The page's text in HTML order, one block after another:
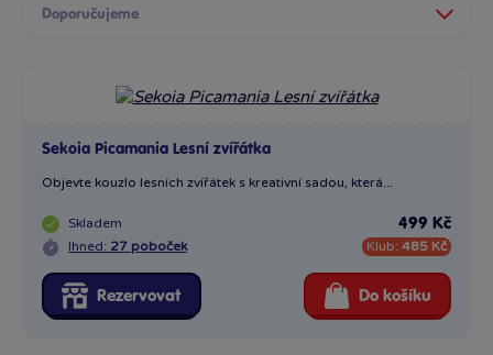
Sekoia Picamania Lesní zvířátka
Objevte kouzlo lesních zvířátek s kreativní sadou, která...
Skladem
Ihned: 27 poboček
499 Kč
Klub: 485 Kč
Rezervovat Do košíku